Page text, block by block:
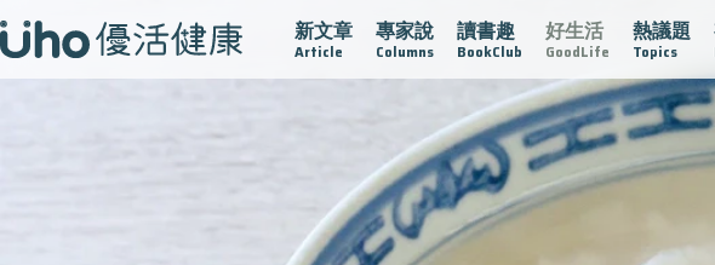
新文章
Article
專家說
Columns
讀書趣
BookClub
好生活
GoodLife
熱議題
Topics
疫情保衛戰 再生醫學 愛的未來視 認識攝護腺肥大 守護骨骼健康 達